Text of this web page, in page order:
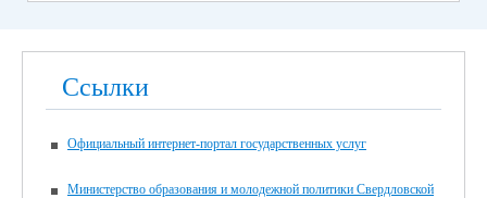
Ссылки
Официальный интернет-портал государственных услуг
Министерство образования и молодежной политики Свердловской